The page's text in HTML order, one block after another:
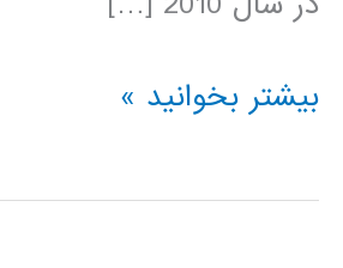
آموزش
اسپارک
بیشتر بخوانید »